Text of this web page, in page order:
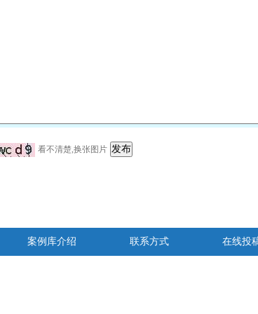
看不清楚,换张图片
案例库介绍 联系方式 在线投